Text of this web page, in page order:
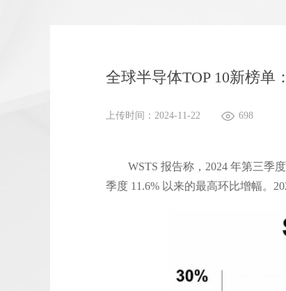
全球半导体TOP 10新榜单
上传时间：2024-11-22 698
WSTS 报告称，2024 年第三季
季度 11.6% 以来的最高环比增幅。